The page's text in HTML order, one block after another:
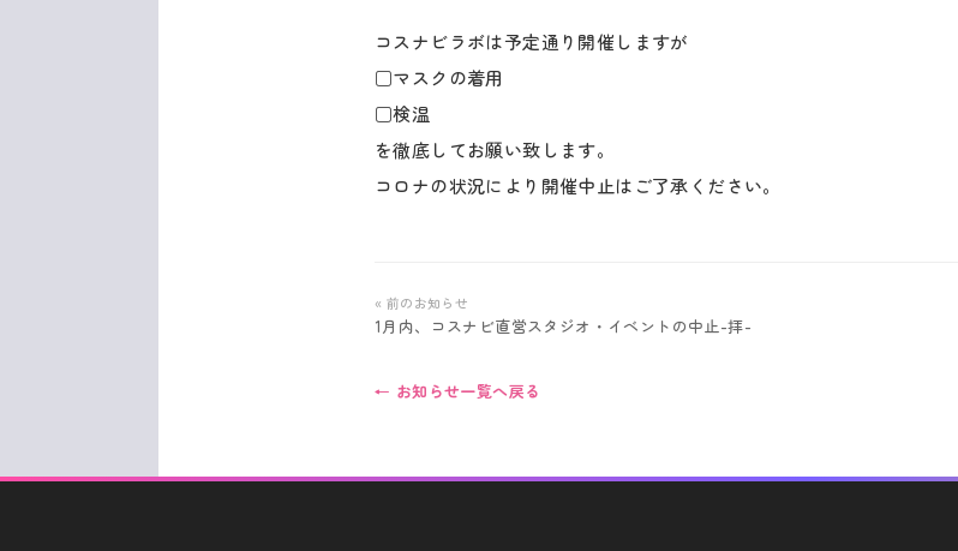
コスナビラボは予定通り開催しますが
□マスクの着用
□検温
を徹底してお願い致します。
コロナの状況により開催中止はご了承ください。
« 前のお知らせ
1月内、コスナビ直営スタジオ・イベントの中止-拝-
← お知らせ一覧へ戻る